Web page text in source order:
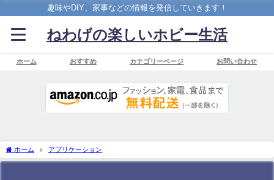
趣味やDIY、家事などの情報を発信していきます！
ねわげの楽しいホビー生活
ホーム おすすめ カテゴリーページ お問い合わせ
ホーム アプリケーション